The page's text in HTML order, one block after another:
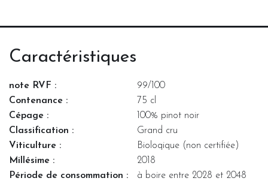
Caractéristiques
note RVF :
99/100
Contenance :
75 cl
Cépage :
100% pinot noir
Classification :
Grand cru
Viticulture :
Bioloqique (non certifiée)
Millésime :
2018
Période de consommation :
à boire entre 2028 et 2048